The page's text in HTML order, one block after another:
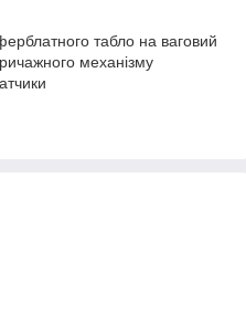
табло на ваговий
механізму